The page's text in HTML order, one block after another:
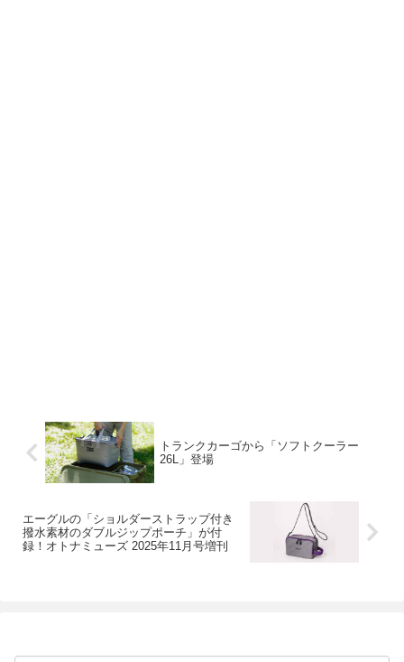
トランクカーゴから「ソフトクーラー
26L」登場
エーグルの「ショルダーストラップ付き
撥水素材のダブルジップポーチ」が付
録！オトナミューズ 2025年11月号増刊